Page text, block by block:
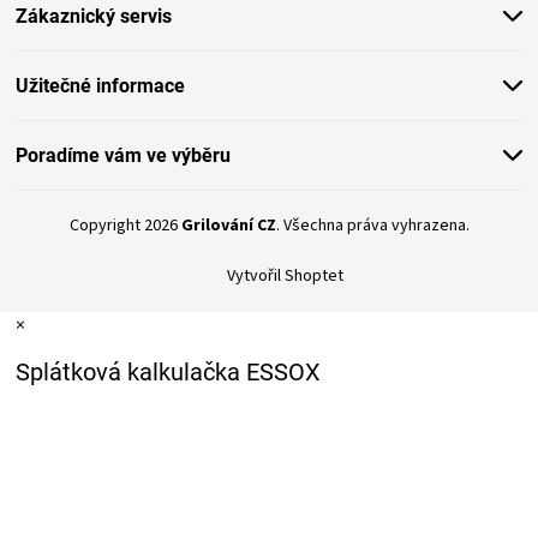
Zákaznický servis
Užitečné informace
Poradíme vám ve výběru
Vytvořil Shoptet
Copyright 2026 Grilování CZ. Všechna práva vyhrazena.
×
Splátková kalkulačka ESSOX